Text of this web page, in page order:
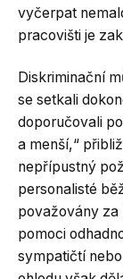
vyčerpat
pracovišti je
Diskriminační
se setkali
doporučovali
a menší,“
nepřípustný
personalisté
považovány
pomoci
sympatičtí